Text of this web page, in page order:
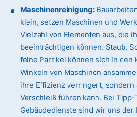
Maschinenreinigung:
klein, setzen Maschinen und
Vielzahl von Elementen aus, die
beeinträchtigen können. Staub,
feine Partikel können sich in den
Winkeln von Maschinen
ihre Effizienz verringert, sondern
Verschleiß führen kann. Bei Tipp-
Gebäudedienste sind wir uns der